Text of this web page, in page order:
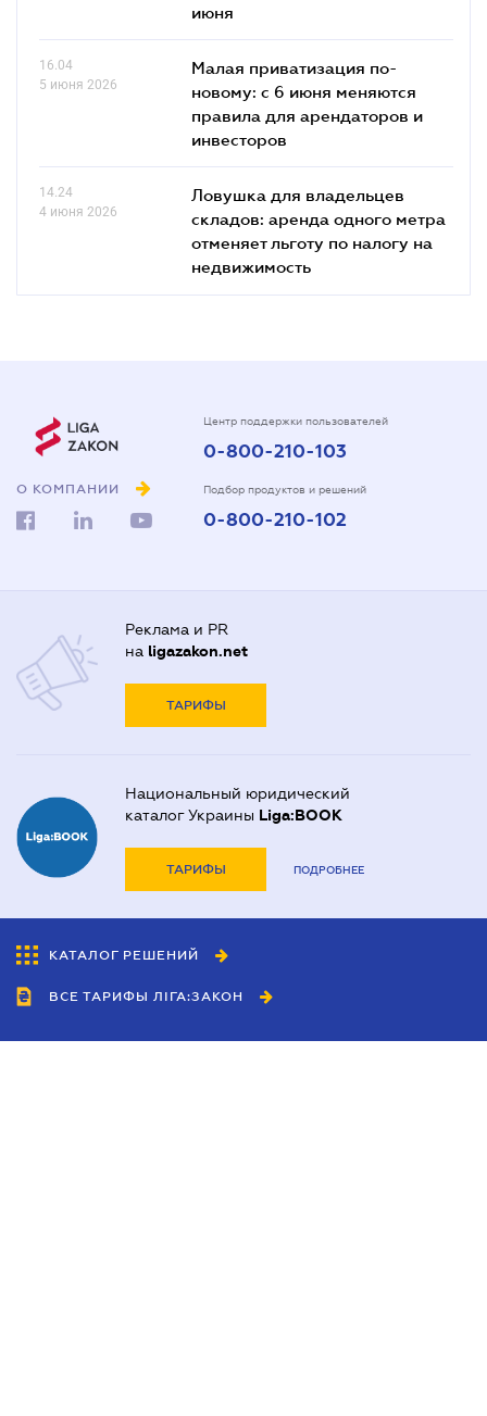
июня
16.04
5 июня 2026
Малая приватизация по-
новому: с 6 июня меняются
правила для арендаторов и
инвесторов
14.24
4 июня 2026
Ловушка для владельцев
складов: аренда одного метра
отменяет льготу по налогу на
недвижимость
О КОМПАНИИ
Центр поддержки пользователей
0-800-210-103
Подбор продуктов и решений
0-800-210-102
Реклама и PR
на ligazakon.net
ТАРИФЫ
Национальный юридический
каталог Украины Liga:BOOK
ТАРИФЫ ПОДРОБНЕЕ
КАТАЛОГ РЕШЕНИЙ
ВСЕ ТАРИФЫ ЛІГА:ЗАКОН